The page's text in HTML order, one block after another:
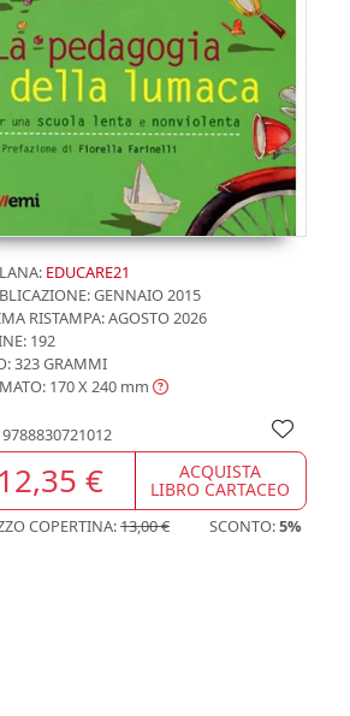
EDUCARE21
GENNAIO 2015
RISTAMPA:AGOSTO 2026
192
323 GRAMMI
170 X 240 mm
9788830721012
12,35 € ACQUISTA
LIBRO CARTACEO
COPERTINA:13,00 € SCONTO:5%